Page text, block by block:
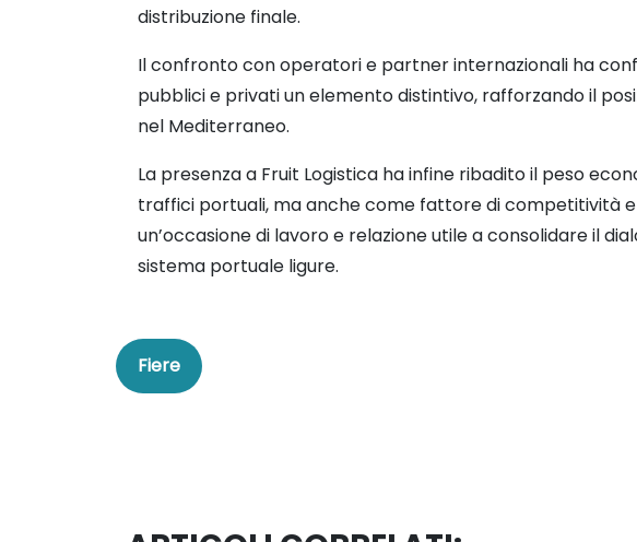
distribuzione finale.
Il confronto con operatori e partner internazionali ha
pubblici e privati un elemento distintivo, rafforzando il
nel Mediterraneo.
La presenza a Fruit Logistica ha infine ribadito il peso
traffici portuali, ma anche come fattore di competitività
un’occasione di lavoro e relazione utile a consolidare il
sistema portuale ligure.
Fiere